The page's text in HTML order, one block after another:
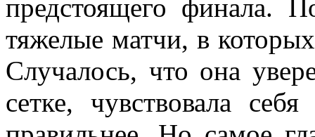
предстоящего финала.
тяжелые матчи, в
Случалось, что она
сетке, чувствовала